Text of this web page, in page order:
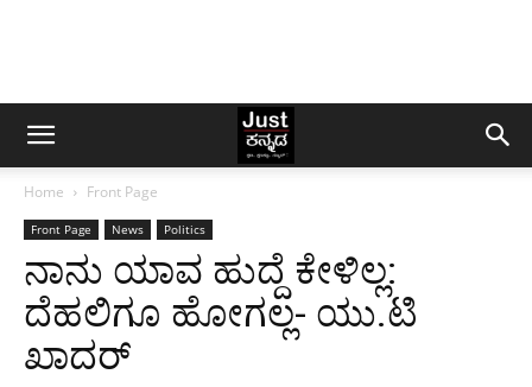
Home Front Page
Front Page News Politics
ನಾನು ಯಾವ ಹುದ್ದೆ ಕೇಳಿಲ್ಲ:
ದೆಹಲಿಗೂ ಹೋಗಲ್ಲ- ಯು.ಟಿ
ಖಾದರ್